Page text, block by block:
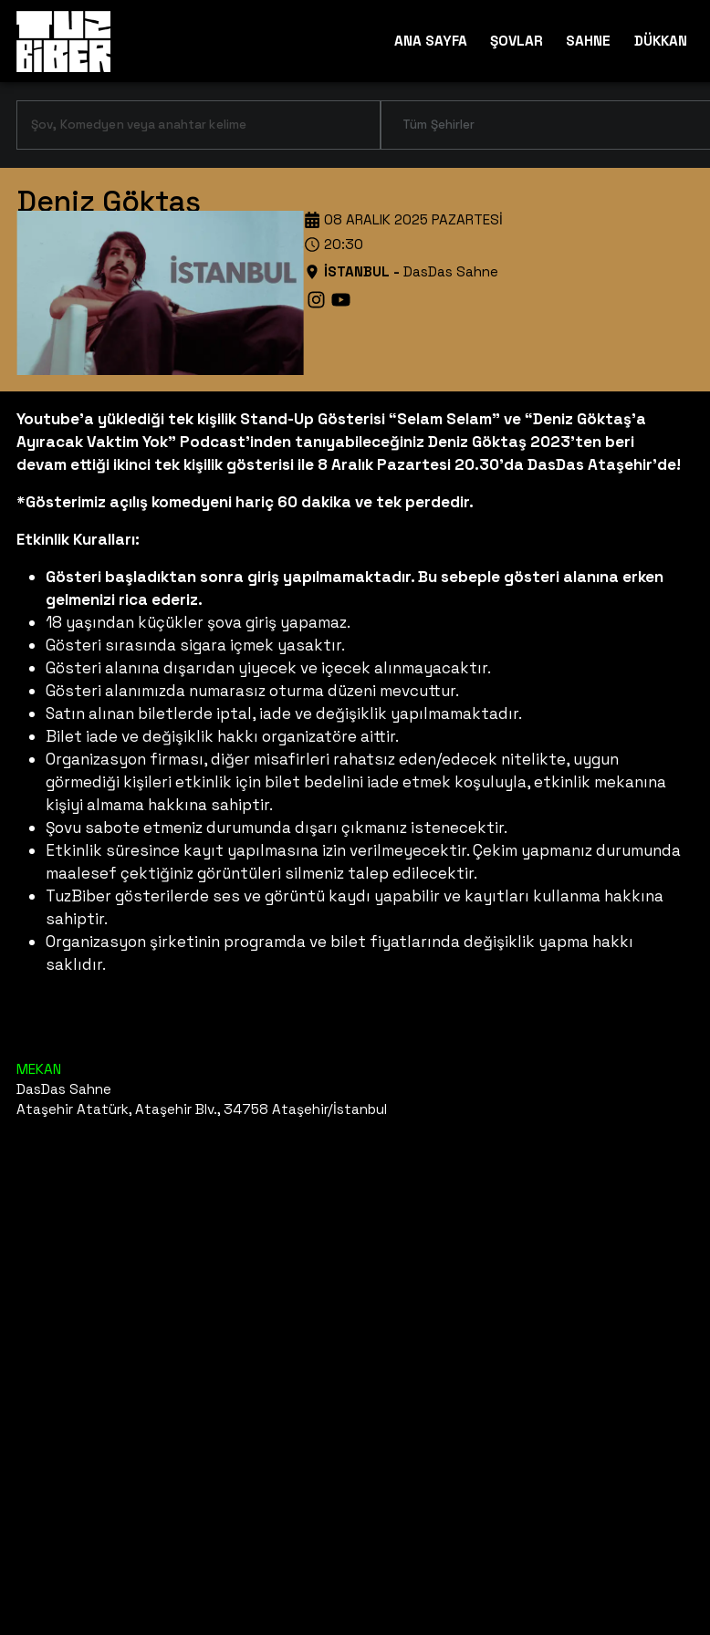
ANA SAYFA ŞOVLAR SAHNE DÜKKAN
Tüm Şehirler
Deniz Göktaş
İSTANBUL - DasDas Sahne
08 ARALIK 2025 PAZARTESI
20:30
Youtube’a yüklediği tek kişilik Stand-Up Gösterisi “Selam Selam” ve “Deniz Göktaş’a
Ayıracak Vaktim Yok” Podcast’inden tanıyabileceğiniz Deniz Göktaş 2023’ten beri
devam ettiği ikinci tek kişilik gösterisi ile 8 Aralık Pazartesi 20.30'da DasDas Ataşehir'de!
*Gösterimiz açılış komedyeni hariç 60 dakika ve tek perdedir.
Etkinlik Kuralları:
Gösteri başladıktan sonra giriş yapılmamaktadır. Bu sebeple gösteri alanına erken
gelmenizi rica ederiz.
18 yaşından küçükler şova giriş yapamaz.
Gösteri sırasında sigara içmek yasaktır.
Gösteri alanına dışarıdan yiyecek ve içecek alınmayacaktır.
Gösteri alanımızda numarasız oturma düzeni mevcuttur.
Satın alınan biletlerde iptal, iade ve değişiklik yapılmamaktadır.
Bilet iade ve değişiklik hakkı organizatöre aittir.
Organizasyon firması, diğer misafirleri rahatsız eden/edecek nitelikte, uygun
görmediği kişileri etkinlik için bilet bedelini iade etmek koşuluyla, etkinlik mekanına
kişiyi almama hakkına sahiptir.
Şovu sabote etmeniz durumunda dışarı çıkmanız istenecektir.
Etkinlik süresince kayıt yapılmasına izin verilmeyecektir. Çekim yapmanız durumunda
maalesef çektiğiniz görüntüleri silmeniz talep edilecektir.
TuzBiber gösterilerde ses ve görüntü kaydı yapabilir ve kayıtları kullanma hakkına
sahiptir.
Organizasyon şirketinin programda ve bilet fiyatlarında değişiklik yapma hakkı
saklıdır.
MEKAN
DasDas Sahne
Ataşehir Atatürk, Ataşehir Blv., 34758 Ataşehir/İstanbul